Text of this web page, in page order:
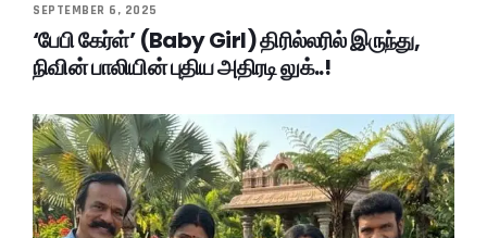
SEPTEMBER 6, 2025
‘பேபி கேர்ள்’ (Baby Girl) திரில்லரில் இருந்து,
நிவின் பாலியின் புதிய அதிரடி லுக்..!